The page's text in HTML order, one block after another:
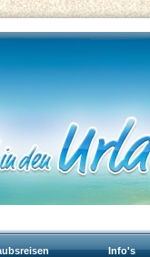
Info's